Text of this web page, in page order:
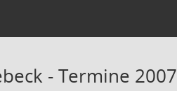
- Termine 2007